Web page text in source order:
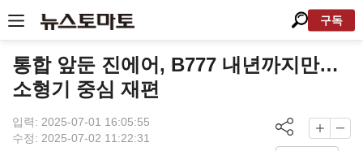
구독
통합 앞둔 진에어, B777 내년까지만…
소형기 중심 재편
입력: 2025-07-01 16:05:55
수정: 2025-07-02 11:22:31